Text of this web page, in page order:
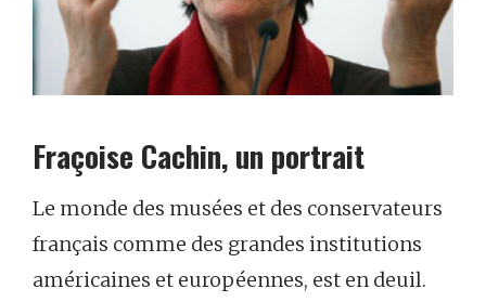
Fraçoise Cachin, un portrait
Le monde des musées et des conservateurs
français comme des grandes institutions
américaines et européennes, est en deuil.